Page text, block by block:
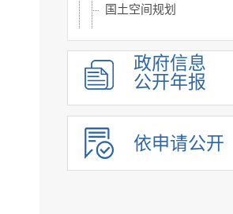
国土空间规划
统计信息
财政信息
行政权力
公共服务
政府信息
公开年报
依申请公开